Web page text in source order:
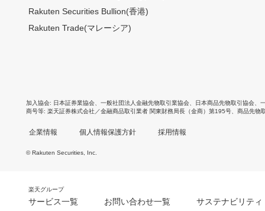
Rakuten Securities Bullion(香港)
Rakuten Trade(マレーシア)
加入協会 日本証券業協会 一般社団法人金融先物取引業協会 日本商品先物取引協会
商号等 楽天証券株式会社／金融商品取引業者 関東財務局長（金商）第195号、商品先物
企業情報 個人情報保護方針 採用情報
© Rakuten Securities, Inc.
楽天グループ
サービス一覧 お問い合わせ一覧 サステナビリティ